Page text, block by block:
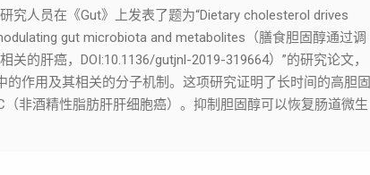
究人员在《Gut》上发表了题为“Dietary cholesterol drives
gut microbiota and metabolites（膳食胆固醇通过调
的肝癌，DOI:10.1136/gutjnl-2019-319664）”的研究论文，
的作用及其相关的分子机制。这项研究证明了长时间的高胆固
非酒精性脂肪肝肝细胞癌）。抑制胆固醇可以恢复肠道微生